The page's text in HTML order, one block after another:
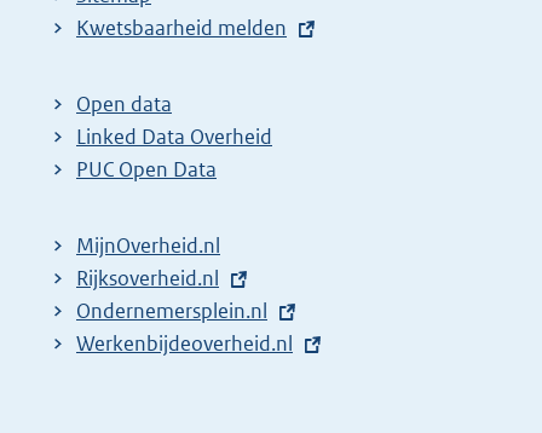
E
t
e
r
l
i
n
k
Kwetsbaarheid melden
Open data
Linked Data Overheid
PUC Open Data
MijnOverheid.nl
E
x
t
Rijksoverheid.nl
E
x
Ondernemersplein.nl
E
Werkenbijdeoverheid.nl